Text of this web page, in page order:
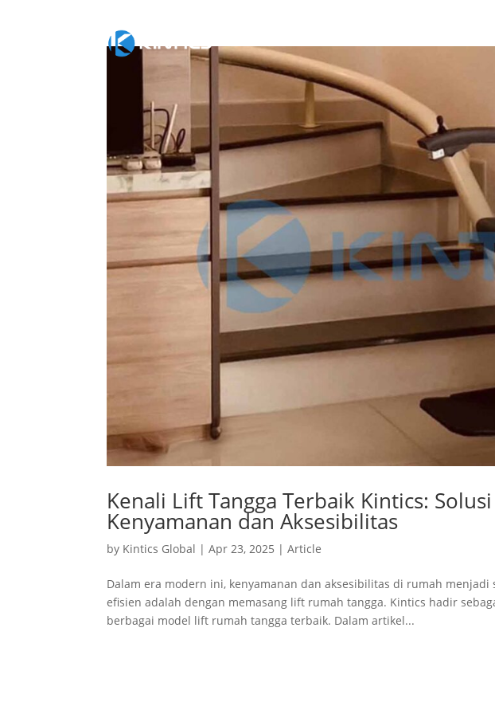
Kenali Lift Tangga Terbaik Kintics:
Kenyamanan dan Aksesibilitas
by Kintics Global |Apr 23, 2025 |Article
Dalam era modern ini, kenyamanan dan aksesibilitas di rumah
efisien adalah dengan memasang lift rumah tangga. Kintics hadir
berbagai model lift rumah tangga terbaik. Dalam artikel...